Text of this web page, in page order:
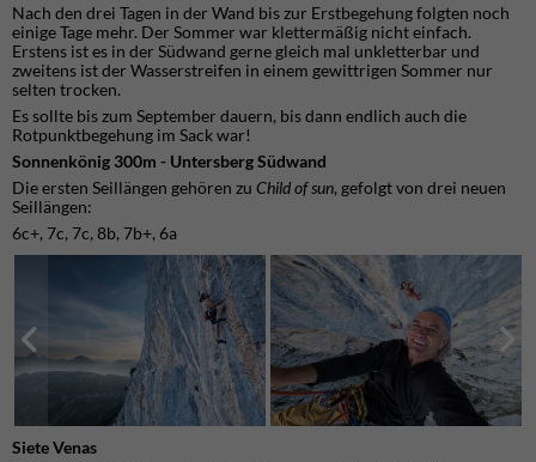
Nach den drei Tagen in der Wand bis zur Erstbegehung folgten noch
einige Tage mehr. Der Sommer war klettermäßig nicht einfach.
Erstens ist es in der Südwand gerne gleich mal unkletterbar und
zweitens ist der Wasserstreifen in einem gewittrigen Sommer nur
selten trocken.
Es sollte bis zum September dauern, bis dann endlich auch die
Rotpunktbegehung im Sack war!
Sonnenkönig 300m - Untersberg Südwand
Die ersten Seillängen gehören zu Child of sun, gefolgt von drei neuen
Seillängen:
6c+, 7c, 7c, 8b, 7b+, 6a
Siete Venas